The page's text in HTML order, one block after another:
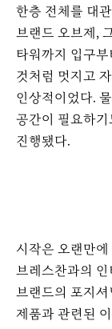
한층 전체를 대
브랜드 오브제,
타워까지 입구
것처럼 멋지고
인상적이었다.
공간이 필요하
진행됐다.
시작은 오랜만
브레스찬과의 인
브랜드의 포지
제품과 관련된